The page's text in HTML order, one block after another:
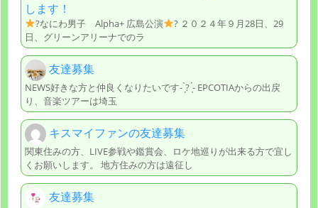
します！
?なにわ男子 Alpha+ 広島公演
? ２０２４年９月28日、29
日、グリーンアリーナでのラ
友達募集
NEWS好きな方と仲良くなりたいです- ̗̀? ̖́- EPCOTIAからの出戻
り、音楽ツアーは埼玉
キスマイファンの友達募集
関東住みの方、LIVE参戦や鑑賞会、ロケ地巡りが出来る方で宜し
くお願いします。 地方住みの方は遠征し
友達募集